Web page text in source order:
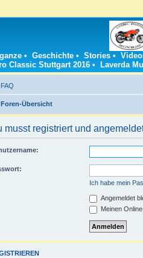
• Geschichte • Stories •
Classic Stuttgart 2016 • Laverda
FAQ
Foren-Übersicht
musst registriert und
Ich habe mein
Angemeldet
Meinen